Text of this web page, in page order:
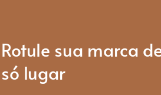
Rotule sua marca
só lugar